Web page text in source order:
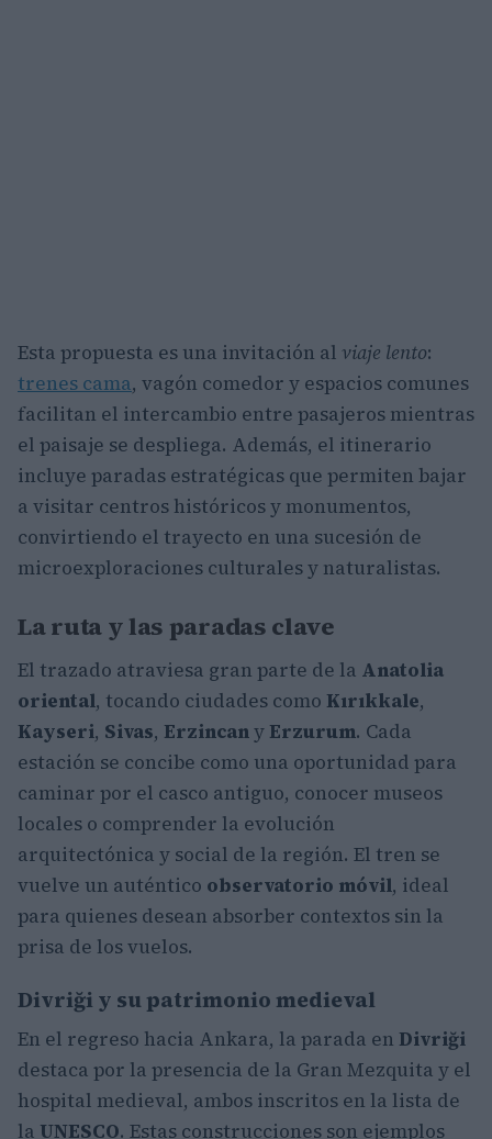
Esta propuesta es una invitación al viaje lento:
trenes cama, vagón comedor y espacios comunes
facilitan el intercambio entre pasajeros mientras
el paisaje se despliega. Además, el itinerario
incluye paradas estratégicas que permiten bajar
a visitar centros históricos y monumentos,
convirtiendo el trayecto en una sucesión de
microexploraciones culturales y naturalistas.
La ruta y las paradas clave
El trazado atraviesa gran parte de la Anatolia
oriental, tocando ciudades como Kırıkkale,
Kayseri, Sivas, Erzincany Erzurum. Cada
estación se concibe como una oportunidad para
caminar por el casco antiguo, conocer museos
locales o comprender la evolución
arquitectónica y social de la región. El tren se
vuelve un auténtico observatorio móvil, ideal
para quienes desean absorber contextos sin la
prisa de los vuelos.
Divriği y su patrimonio medieval
En el regreso hacia Ankara, la parada en Divriği
destaca por la presencia de la Gran Mezquita y el
hospital medieval, ambos inscritos en la lista de
la UNESCO. Estas construcciones son ejemplos